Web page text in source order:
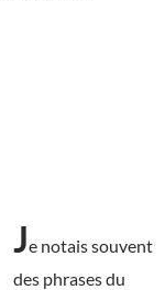
Je notais souvent
des phrases du